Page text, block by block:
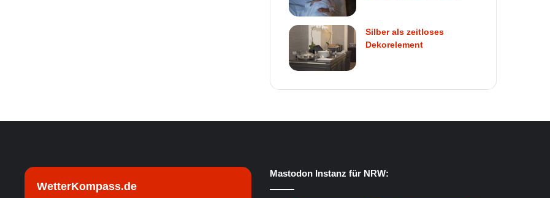
Silber als zeitloses
Dekorelement
WetterKompass.de
Mastodon Instanz für NRW: